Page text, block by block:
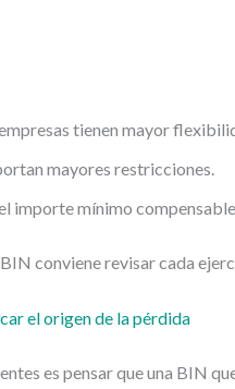
tienen mayor
mayores restricciones.
importe mínimo
conviene revisar cada
el origen de la pérdida
es pensar que una BIN